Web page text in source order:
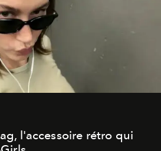
l'accessoire rétro qui